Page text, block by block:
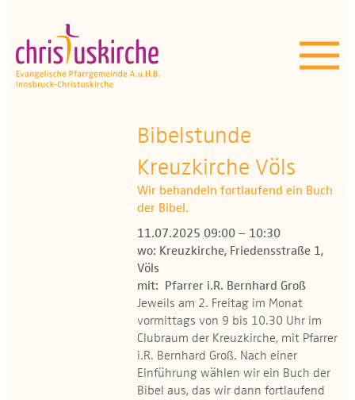
Aktuelles | Über uns
Unser Angebot
Termine
OEZ
Wissenswertes
Medien
Kontakt
Bibelstunde
Kreuzkirche Völs
Wir behandeln fortlaufend ein Buch
der Bibel.
11.07.2025 09:00 – 10:30
wo: Kreuzkirche, Friedensstraße 1,
Völs
mit: Pfarrer i.R. Bernhard Groß
Jeweils am 2. Freitag im Monat
vormittags von 9 bis 10.30 Uhr im
Clubraum der Kreuzkirche, mit Pfarrer
i.R. Bernhard Groß. Nach einer
Einführung wählen wir ein Buch der
Bibel aus, das wir dann fortlaufend